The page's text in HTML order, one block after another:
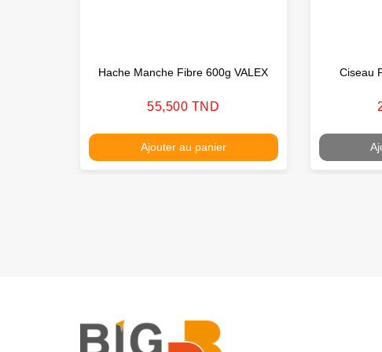
Hache Manche Fibre 600g VALEX
Prix
55,500 TND
Ajouter au panier
Ciseau